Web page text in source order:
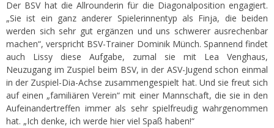
Der BSV hat die Allrounderin für die Diagonalposition engagiert.
„Sie ist ein ganz anderer Spielerinnentyp als Finja, die beiden
werden sich sehr gut ergänzen und uns schwerer ausrechenbar
machen“, verspricht BSV-Trainer Dominik Münch. Spannend findet
auch Lissy diese Aufgabe, zumal sie mit Lea Venghaus,
Neuzugang im Zuspiel beim BSV, in der ASV-Jugend schon einmal
in der Zuspiel-Dia-Achse zusammengespielt hat. Und sie freut sich
auf einen „familiären Verein“ mit einer Mannschaft, die sie in den
Aufeinandertreffen immer als sehr spielfreudig wahrgenommen
hat. „Ich denke, ich werde hier viel Spaß haben!“